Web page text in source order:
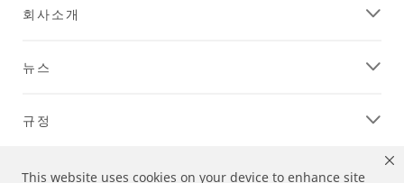
This website uses cookies on your device to enhance site
회사소개
뉴스
규정
고객지원